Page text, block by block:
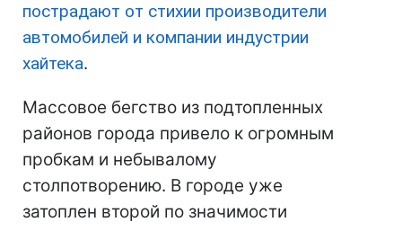
пострадают от стихии производители
автомобилей и компании индустрии
хайтека.
Массовое бегство из подтопленных
районов города привело к огромным
пробкам и небывалому
столпотворению. В городе уже
затоплен второй по значимости